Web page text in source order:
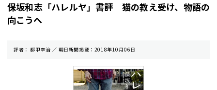
保坂和志「ハレルヤ」書評 猫の教え受け、物語の
向こうへ
評者： 都甲幸治 ／ 朝⽇新聞掲載：2018年10月06日